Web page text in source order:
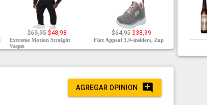
$69,95 $48,98
Extreme Motion Straight
Vaque
$64,95 $38,99
Flex Appeal 3.0-insiders, Zap
AGREGAR OPINION